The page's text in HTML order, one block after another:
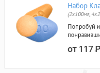
Набор
(2x100мг,
Попробуй
от 117Р